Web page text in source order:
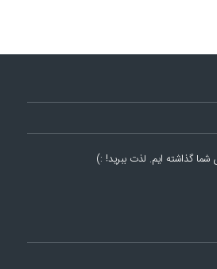
گذاشته ایم. لذت ببرید! :)